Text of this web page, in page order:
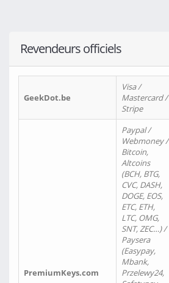
Revendeurs officiels
GeekDot.be
Visa /
Mastercard /
Stripe
PremiumKeys.com
Paypal /
Webmoney /
Bitcoin,
Altcoins
(BCH, BTG,
CVC, DASH,
DOGE, EOS,
ETC, ETH,
LTC, OMG,
SNT, ZEC…) /
Paysera
(Easypay,
Mbank,
Przelewy24,